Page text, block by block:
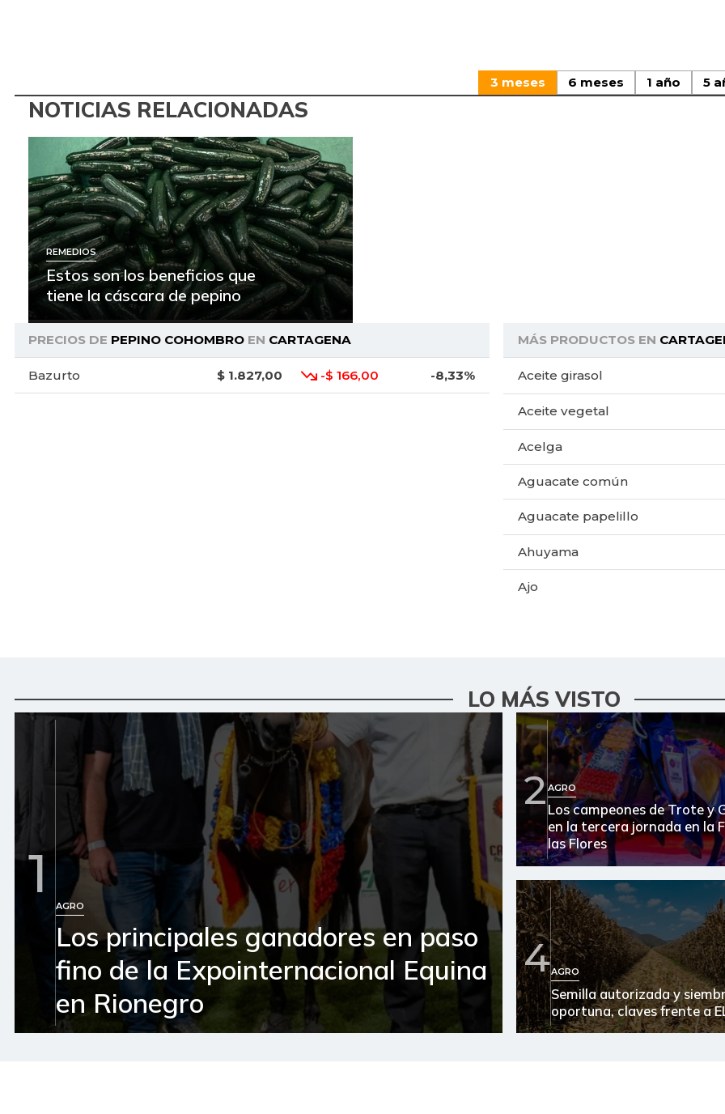
3 meses 6 meses 1 año 5
NOTICIAS RELACIONADAS
REMEDIOS
Estos son los beneficios que
tiene la cáscara de pepino
PRECIOS DE PEPINO COHOMBROEN CARTAGENA
Bazurto $ 1.827,00 -$ 166,00 -8,33%
MÁS PRODUCTOS EN
Aceite girasol
Aceite vegetal
Acelga
Aguacate común
Aguacate papelillo
Ahuyama
Ajo
Alas de pollo sin costillar
Apio
Arroz de primera
Arroz de segunda
Arroz excelso
Arveja verde seca
Atún en lata
Avena en hojuelas
Azúcar
Azúcar refinada
LO MÁS VISTO
1
AGRO
Los principales ganadores en paso
fino de la Expointernacional Equina
en Rionegro
2AGRO
Los campeones de Trote y
en la tercera jornada en la
las Flores
4AGRO
Semilla autorizada y
oportuna, claves frente a